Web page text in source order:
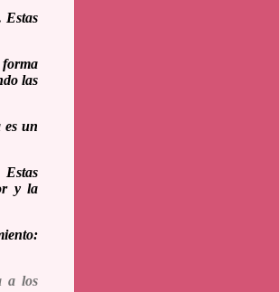
Estas
forma
las
es un
y la
a los